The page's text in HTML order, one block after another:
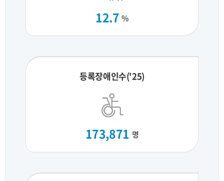
12.7 %
등록장애인수('25)
173,871 명